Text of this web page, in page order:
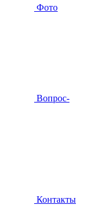
Фото
Вопрос-
Контакты